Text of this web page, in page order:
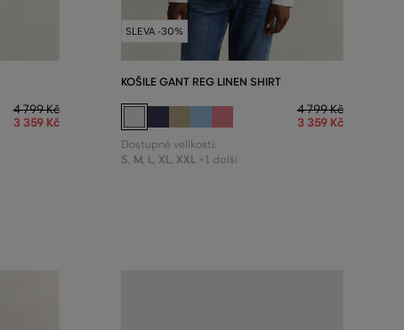
4 799 Kč
3 359 Kč
SLEVA -30%
KOŠILE GANT REG LINEN SHIRT
4 799 Kč
3 359 Kč
Dostupné velikosti:
S, M, L, XL, XXL +1 další